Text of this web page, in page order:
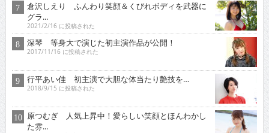
倉沢しえり ふんわり笑顔＆くびれボディを武器に
グラ...
2021/2/16 に投稿された
深琴 等身大で演じた初主演作品が公開！
2017/11/16 に投稿された
行平あい佳 初主演で大胆な体当たり艶技を…
2018/9/15 に投稿された
原つむぎ 人気上昇中！愛らしい笑顔とほんわかし
た雰...